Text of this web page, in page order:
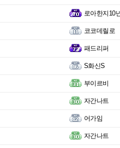
로아한지10
코코데릴로
패드리퍼
S화신S
부이르비
자간나트
어가임
자간나트